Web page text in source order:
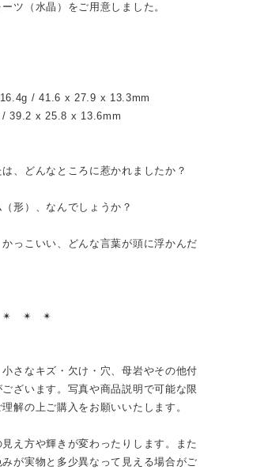
ツ（水晶）をご用意しました。
/ 41.6 x 27.9 x 13.3mm
39.2 x 25.8 x 13.6mm
、どんなところに惹かれましたか？
形）、なんでしょうか？
っこいい、どんな言葉が頭に浮かんだ
✴︎ ✴︎ ✴︎
さなキズ・欠け・穴、母岩やその他付
ざいます。写真や商品説明で可能な限
解の上ご購入をお願いいたします。
え方や輝きが変わったりします。また
が実物と多少異なって見える場合がご